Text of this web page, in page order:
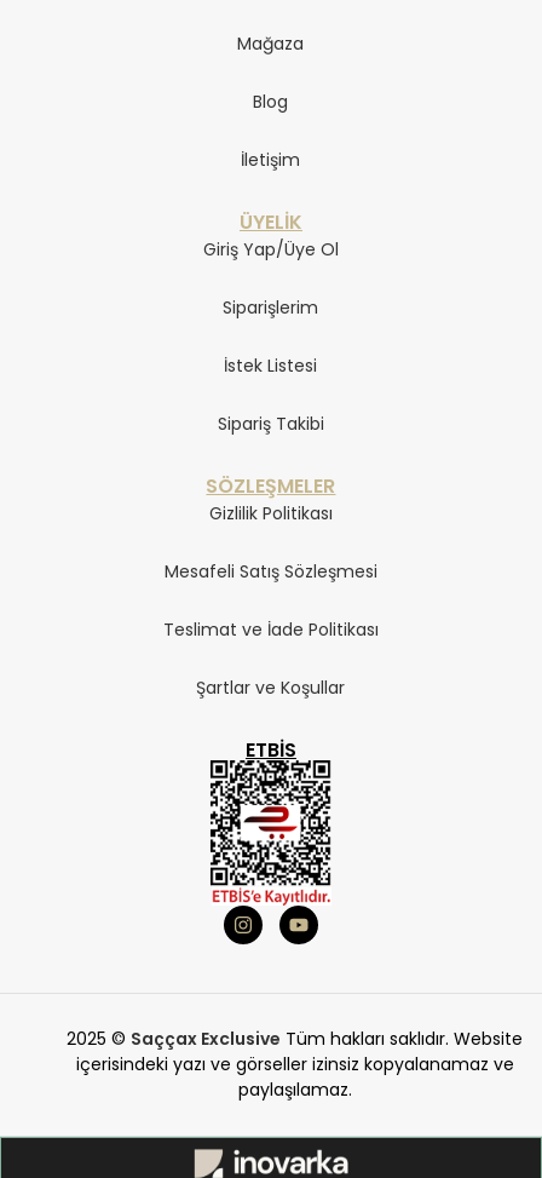
Mağaza
Blog
İletişim
ÜYELİK
Giriş Yap/Üye Ol
Siparişlerim
İstek Listesi
Sipariş Takibi
SÖZLEŞMELER
Gizlilik Politikası
Mesafeli Satış Sözleşmesi
Teslimat ve İade Politikası
Şartlar ve Koşullar
ETBIS
2025 © Saççax Exclusive Tüm hakları saklıdır. Website
içerisindeki yazı ve görseller izinsiz kopyalanamaz ve
paylaşılamaz.